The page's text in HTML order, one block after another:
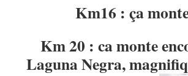
Km16 : ça
Km 20 : ca monte
Laguna Negra,